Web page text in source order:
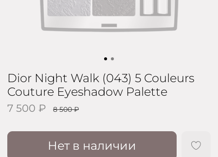
Dior Night Walk (043) 5 Couleurs
Couture Eyeshadow Palette
7 500 ₽ 8 500 ₽
Нет в наличии